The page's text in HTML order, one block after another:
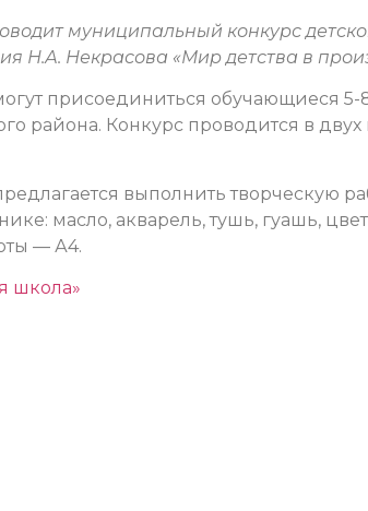
муниципальный конкурс
Н.А. Некрасова «Мир детства в
присоединиться обучающиеся
района. Конкурс проводится в двух
выполнить творческую
масло, акварель, тушь, гуашь,
— А4.
школа»